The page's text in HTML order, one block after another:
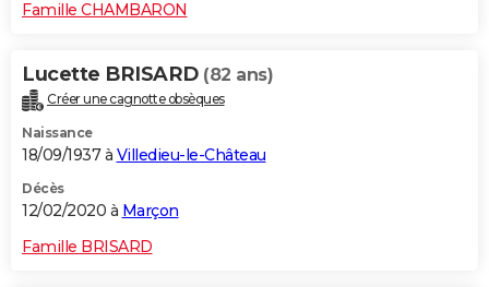
Famille CHAMBARON
Lucette BRISARD (82 ans)
Créer une cagnotte obsèques
Naissance
18/09/1937 à Villedieu-le-Château
Décès
12/02/2020 à Marçon
Famille BRISARD